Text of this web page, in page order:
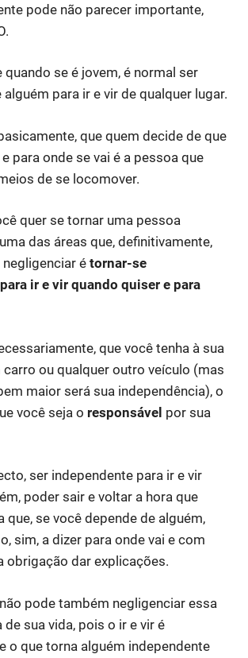
pode não parecer importante,
se é jovem, é normal ser
para ir e vir de qualquer lugar.
que quem decide de que
para onde se vai é a pessoa que
de se locomover.
quer se tornar uma pessoa
das áreas que, definitivamente,
é tornar-se
ir e vir quando quiser e para
que você tenha à sua
ou qualquer outro veículo (mas
maior será sua independência), o
você seja o responsável por sua
ser independente para ir e vir
poder sair e voltar a hora que
que, se você depende de alguém,
sim, a dizer para onde vai e com
obrigação dar explicações.
pode também negligenciar essa
de sua vida, pois o ir e vir é
o que torna alguém independente